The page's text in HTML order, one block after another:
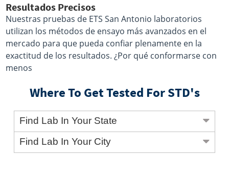
Resultados Precisos
Nuestras pruebas de ETS San Antonio laboratorios
utilizan los métodos de ensayo más avanzados en el
mercado para que pueda confiar plenamente en la
exactitud de los resultados. ¿Por qué conformarse con
menos
Where To Get Tested For STD's
Find Lab In Your State
Find Lab In Your City